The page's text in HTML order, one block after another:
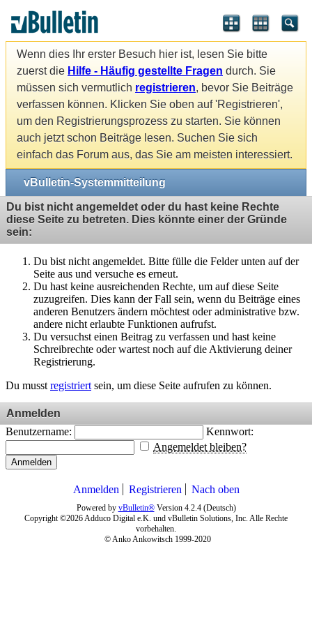
Wenn dies Ihr erster Besuch hier ist, lesen Sie bitte
zuerst die Hilfe - Häufig gestellte Fragen durch. Sie
müssen sich vermutlich registrieren, bevor Sie Beiträge
verfassen können. Klicken Sie oben auf 'Registrieren',
um den Registrierungsprozess zu starten. Sie können
auch jetzt schon Beiträge lesen. Suchen Sie sich
einfach das Forum aus, das Sie am meisten interessiert.
vBulletin-Systemmitteilung
Du bist nicht angemeldet oder du hast keine Rechte
diese Seite zu betreten. Dies könnte einer der Gründe
sein:
Du bist nicht angemeldet. Bitte fülle die Felder unten auf der
Seite aus und versuche es erneut.
Du hast keine ausreichenden Rechte, um auf diese Seite
zuzugreifen. Dies kann der Fall sein, wenn du Beiträge eines
anderen Benutzers ändern möchtest oder administrative bzw.
andere nicht erlaubte Funktionen aufrufst.
Du versuchst einen Beitrag zu verfassen und hast keine
Schreibrechte oder wartest noch auf die Aktivierung deiner
Registrierung.
Du musst registriert sein, um diese Seite aufrufen zu können.
Anmelden
Benutzername:
Kennwort:
Angemeldet bleiben?
Anmelden
Anmelden Registrieren Nach oben
Powered by vBulletin®Version 4.2.4 (Deutsch)
Copyright ©2026 Adduco Digital e.K. und vBulletin Solutions, Inc. Alle Rechte
vorbehalten.
© Anko Ankowitsch 1999-2020